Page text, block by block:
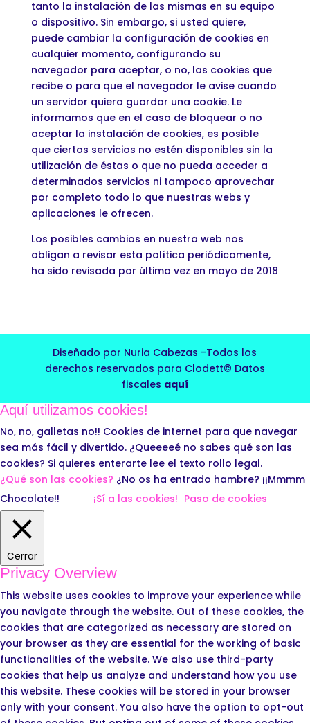
tanto la instalación de las mismas en su equipo
o dispositivo. Sin embargo, si usted quiere,
puede cambiar la configuración de cookies en
cualquier momento, configurando su
navegador para aceptar, o no, las cookies que
recibe o para que el navegador le avise cuando
un servidor quiera guardar una cookie. Le
informamos que en el caso de bloquear o no
aceptar la instalación de cookies, es posible
que ciertos servicios no estén disponibles sin la
utilización de éstas o que no pueda acceder a
determinados servicios ni tampoco aprovechar
por completo todo lo que nuestras webs y
aplicaciones le ofrecen.
Los posibles cambios en nuestra web nos
obligan a revisar esta política periódicamente,
ha sido revisada por última vez en mayo de 2018
Diseñado por Nuria Cabezas -Todos los
derechos reservados para Clodett© Datos
fiscales aquí
Aquí utilizamos cookies!
No, no, galletas no!! Cookies de internet para que navegar
sea más fácil y divertido. ¿Queeeeé no sabes qué son las
cookies? Si quieres enterarte lee el texto rollo legal.
¿Qué son las cookies? ¿No os ha entrado hambre? ¡¡Mmmm
Chocolate!!
¡Sí a las cookies! Paso de cookies
Cerrar
Privacy Overview
This website uses cookies to improve your experience while
you navigate through the website. Out of these cookies, the
cookies that are categorized as necessary are stored on
your browser as they are essential for the working of basic
functionalities of the website. We also use third-party
cookies that help us analyze and understand how you use
this website. These cookies will be stored in your browser
only with your consent. You also have the option to opt-out